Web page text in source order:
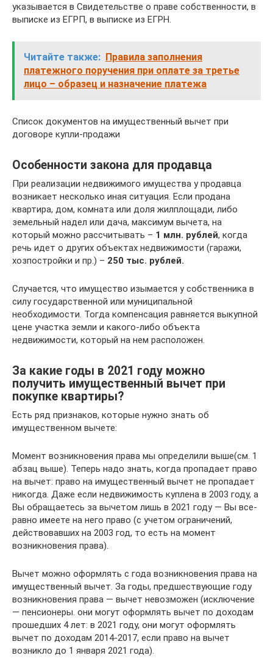
указывается в Свидетельстве о праве собственности, в
выписке из ЕГРП, в выписке из ЕГРН.
Читайте также: Правила заполнения
платежного поручения при оплате за третье
лицо – образец и назначение платежа
Список документов на имущественный вычет при
договоре купли-продажи
Особенности закона для продавца
При реализации недвижимого имущества у продавца
возникает несколько иная ситуация. Если продана
квартира, дом, комната или доля жилплощади, либо
земельный надел или дача, максимум вычета, на
который можно рассчитывать – 1 млн. рублей, когда
речь идет о других объектах недвижимости (гаражи,
хозпостройки и пр.) – 250 тыс. рублей.
Случается, что имущество изымается у собственника в
силу государственной или муниципальной
необходимости. Тогда компенсация равняется выкупной
цене участка земли и какого-либо объекта
недвижимости, который на нем расположен.
За какие годы в 2021 году можно
получить имущественный вычет при
покупке квартиры?
Есть ряд признаков, которые нужно знать об
имущественном вычете:
Момент возникновения права мы определили выше(см. 1
абзац выше). Теперь надо знать, когда пропадает право
на вычет: право на имущественный вычет не пропадает
никогда. Даже если недвижимость куплена в 2003 году, а
Вы обращаетесь за вычетом лишь в 2021 году — Вы все-
равно имеете на него право (с учетом ограничений,
действовавших на 2003 год, то есть на момент
возникновения права).
Вычет можно оформлять с года возникновения права на
имущественный вычет. За годы, предшествующие году
возникновения права — вычет невозможен (исключение
— пенсионеры. они могут оформлять вычет по доходам
прошедших 4 лет: в 2021 году, они могут оформлять
вычет по доходам 2014-2017, если право на вычет
возникло до 1 января 2021 года).